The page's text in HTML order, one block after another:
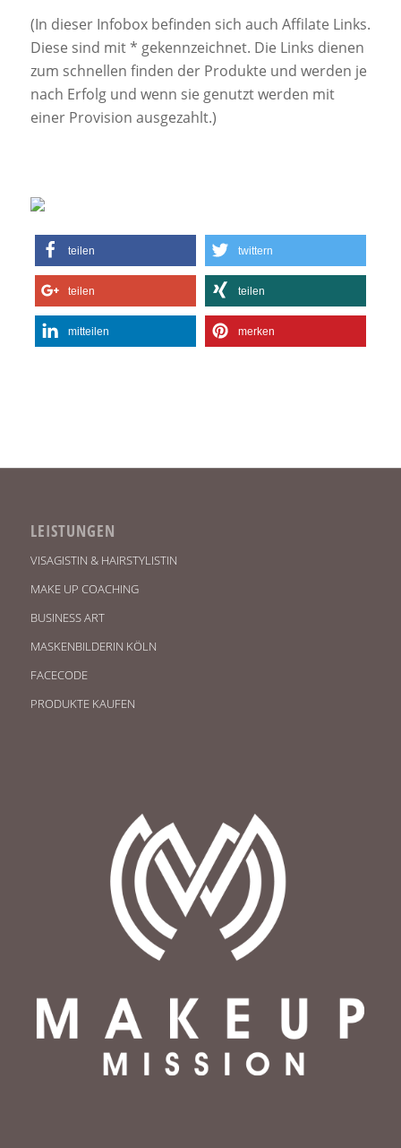
(In dieser Infobox befinden sich auch Affilate Links.
Diese sind mit * gekennzeichnet. Die Links dienen
zum schnellen finden der Produkte und werden je
nach Erfolg und wenn sie genutzt werden mit
einer Provision ausgezahlt.)
teilen twittern
teilen teilen
mitteilen merken
LEISTUNGEN
VISAGISTIN & HAIRSTYLISTIN
MAKE UP COACHING
BUSINESS ART
MASKENBILDERIN KÖLN
FACECODE
PRODUKTE KAUFEN